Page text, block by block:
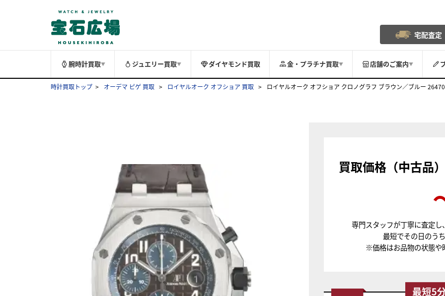
宅配査定
腕時計買取▼ ジュエリー買取▼ ダイヤモンド買取 金・プラチナ買取▼ 店舗のご案内▼
時計買取トップ オーデマ ピゲ 買取 ロイヤルオーク オフショア 買取 ロイヤルオーク オフショア クロノグラフ ブラウン／ブルー
買取価格（中古品
専門スタッフが丁寧に査定し
最短でその日のう
※価格はお品物の状態や